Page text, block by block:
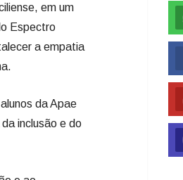
em um
Espectro
a empatia
da Apae
inclusão e do